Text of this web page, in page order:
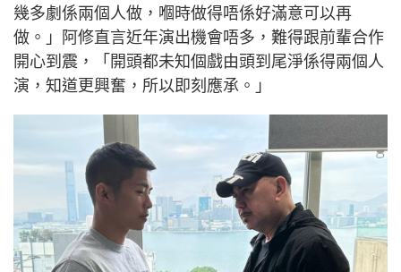
幾多劇係兩個人做，嗰時做得唔係好滿意可以再
做。」阿修直言近年演出機會唔多，難得跟前輩合作
開心到震，「開頭都未知個戲由頭到尾淨係得兩個人
演，知道更興奮，所以即刻應承。」